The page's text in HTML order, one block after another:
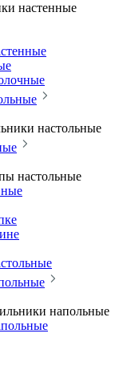
настенные
настольные
настольные
напольные